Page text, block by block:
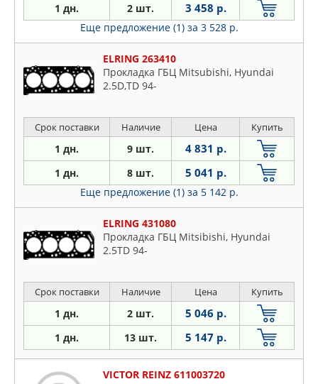
1 дн. 2 шт. 3 458 р.
Еще предложение (1) за 3 528 р.
ELRING 263410
Прокладка ГБЦ Mitsubishi, Hyundai
2.5D,TD 94-
Срок поставки Наличие Цена Купить
1 дн. 9 шт. 4 831 р.
1 дн. 8 шт. 5 041 р.
Еще предложение (1) за 5 142 р.
ELRING 431080
Прокладка ГБЦ Mitsibishi, Hyundai
2.5TD 94-
Срок поставки Наличие Цена Купить
1 дн. 2 шт. 5 046 р.
1 дн. 13 шт. 5 147 р.
VICTOR REINZ 611003720